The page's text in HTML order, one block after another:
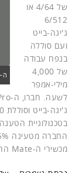
ה-Mate 20. צילום: אתר וואווי
של 4/64 או
6/512
ג'יגה-בייט
ועם סוללה
בנפח עבודה
של 4,000
מילי-אמפר
מכשירי ה-Mate החדשים בטעינה אלחוטית בתקן Qi.